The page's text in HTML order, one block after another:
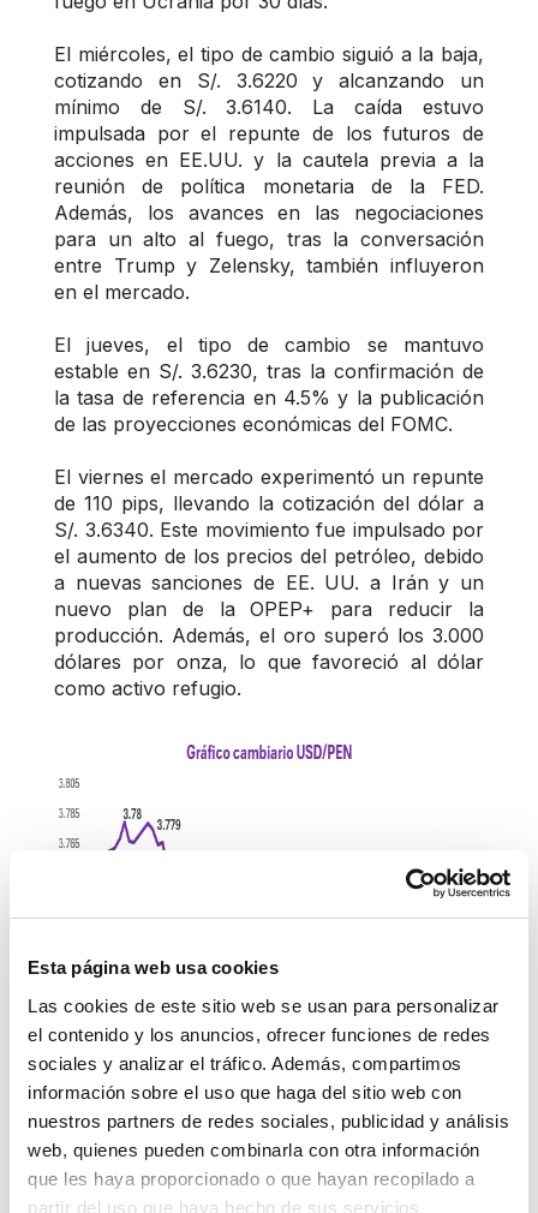
Esta página web usa cookies
Las cookies de este sitio web se usan para personalizar
el contenido y los anuncios, ofrecer funciones de redes
sociales y analizar el tráfico. Además, compartimos
información sobre el uso que haga del sitio web con
nuestros partners de redes sociales, publicidad y análisis
web, quienes pueden combinarla con otra información
que les haya proporcionado o que hayan recopilado a
partir del uso que haya hecho de sus servicios.
El miércoles, el tipo de cambio siguió a la baja,
cotizando en S/. 3.6220 y alcanzando un
mínimo de S/. 3.6140. La caída estuvo
impulsada por el repunte de los futuros de
acciones en EE.UU. y la cautela previa a la
reunión de política monetaria de la FED.
Además, los avances en las negociaciones
para un alto al fuego, tras la conversación
entre Trump y Zelensky, también influyeron
en el mercado.
El jueves, el tipo de cambio se mantuvo
estable en S/. 3.6230, tras la confirmación de
la tasa de referencia en 4.5% y la publicación
de las proyecciones económicas del FOMC.
El viernes el mercado experimentó un repunte
de 110 pips, llevando la cotización del dólar a
S/. 3.6340. Este movimiento fue impulsado por
el aumento de los precios del petróleo, debido
a nuevas sanciones de EE. UU. a Irán y un
nuevo plan de la OPEP+ para reducir la
producción. Además, el oro superó los 3.000
dólares por onza, lo que favoreció al dólar
como activo refugio.
Monedas en la región